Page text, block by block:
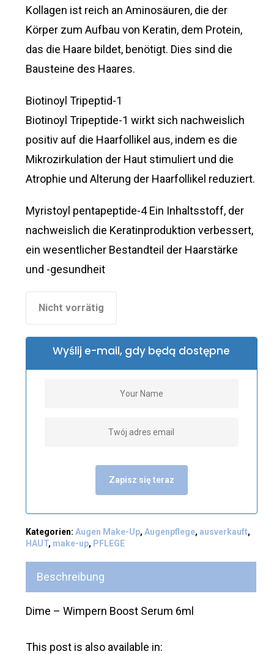
Kollagen ist reich an Aminosäuren, die der
Körper zum Aufbau von Keratin, dem Protein,
das die Haare bildet, benötigt. Dies sind die
Bausteine des Haares.
Biotinoyl Tripeptid-1
Biotinoyl Tripeptide-1 wirkt sich nachweislich
positiv auf die Haarfollikel aus, indem es die
Mikrozirkulation der Haut stimuliert und die
Atrophie und Alterung der Haarfollikel reduziert.
Myristoyl pentapeptide-4 Ein Inhaltsstoff, der
nachweislich die Keratinproduktion verbessert,
ein wesentlicher Bestandteil der Haarstärke
und -gesundheit
Nicht vorrätig
Wyślij e-mail, gdy będą dostępne
Zapisz się teraz
Kategorien: Augen Make-Up, Augenpflege, ausverkauft,
HAUT, make-up, PFLEGE
Beschreibung
Dime – Wimpern Boost Serum 6ml
This post is also available in: